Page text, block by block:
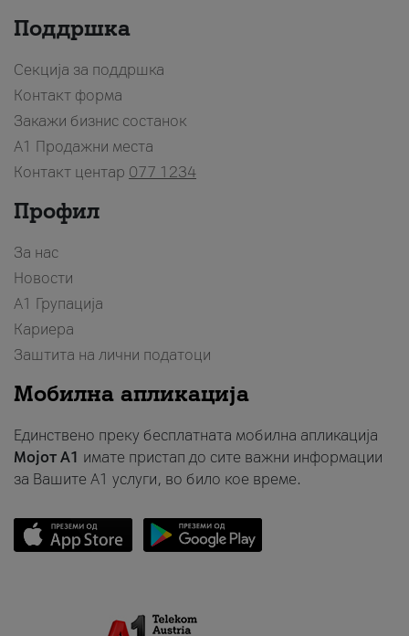
Поддршка
Секција за поддршка
Контакт форма
Закажи бизнис состанок
A1 Продажни места
Контакт центар 077 1234
Профил
За нас
Новости
А1 Групација
Кариера
Заштита на лични податоци
Мобилна апликација
Единствено преку бесплатната мобилна апликација
Мојот A1 имате пристап до сите важни информации
за Вашите A1 услуги, во било кое време.